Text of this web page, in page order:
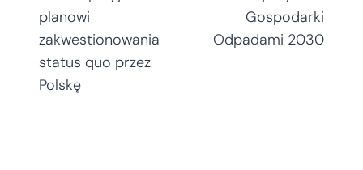
wpisu
planowi
zakwestionowania
status quo przez
Polskę
Gospodarki
Odpadami 2030